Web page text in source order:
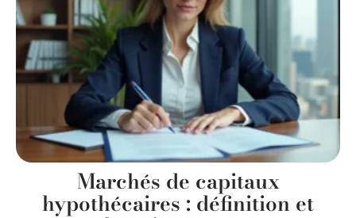
Marchés de capitaux
hypothécaires : définition et